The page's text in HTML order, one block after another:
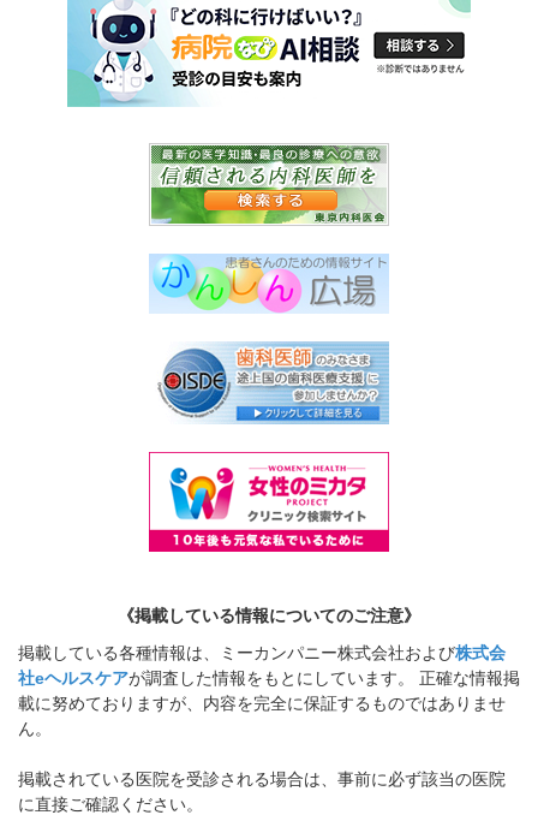
《掲載している情報についてのご注意》
掲載している各種情報は、ミーカンパニー株式会社および株式会
社eヘルスケアが調査した情報をもとにしています。 正確な情報掲
載に努めておりますが、内容を完全に保証するものではありませ
ん。
掲載されている医院を受診される場合は、事前に必ず該当の医院
に直接ご確認ください。